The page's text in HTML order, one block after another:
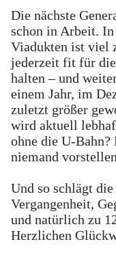
Die nächste
schon in Arbeit. In
Viadukten ist viel
jederzeit fit für
halten – und
einem Jahr, im
zuletzt größer
wird aktuell
ohne die U-
niemand
Und so schlägt
Vergangenheit,
und natürlich zu
Herzlichen